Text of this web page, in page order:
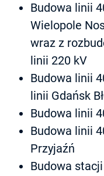
Budowa linii
Wielopole
wraz z
linii 220 kV
Budowa linii
linii Gdańsk
Budowa linii
Budowa linii
Przyjaźń
Budowa